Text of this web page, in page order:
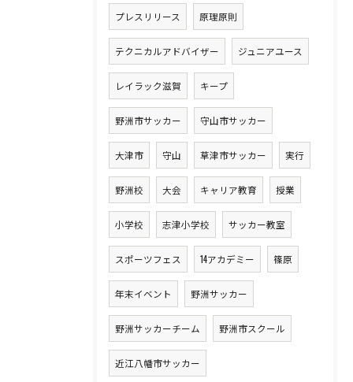
プレスリリース 原理原則
テクニカルアドバイザー ジュニアユース
レイラック滋賀 キープ
野洲市サッカー 守山市サッカー
大津市 守山 草津市サッカー 実行
野洲校 大会 キャリア教育 授業
小学校 志津小学校 サッカー教室
スポーツフェス 14アカデミー 篠原
年末イベント 野洲サッカー
野洲サッカーチーム 野洲市スクール
近江八幡市サッカー